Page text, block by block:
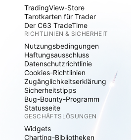
TradingView-Store
Tarotkarten für Trader
Der C63 TradeTime
RICHTLINIEN & SICHERHEIT
Nutzungsbedingungen
Haftungsausschluss
Datenschutzrichtlinie
Cookies-Richtlinien
Zugänglichkeitserklärung
Sicherheitstipps
Bug-Bounty-Programm
Statusseite
GESCHÄFTSLÖSUNGEN
Widgets
Charting-Bibliotheken